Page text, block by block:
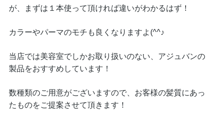
が、まずは１本使って頂ければ違いがわかるはず！
カラーやパーマのモチも良くなりますよ(^^♪
当店では美容室でしかお取り扱いのない、アジュバンの
製品をおすすめしています！
数種類のご用意がございますので、お客様の髪質にあっ
たものをご提案させて頂きます！